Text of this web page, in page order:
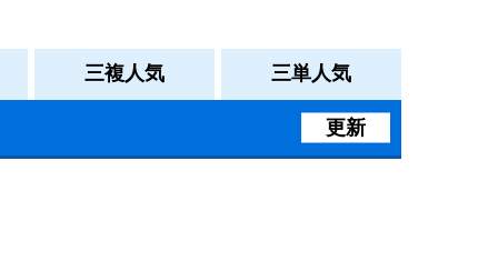
三複人気 三単人気
更新